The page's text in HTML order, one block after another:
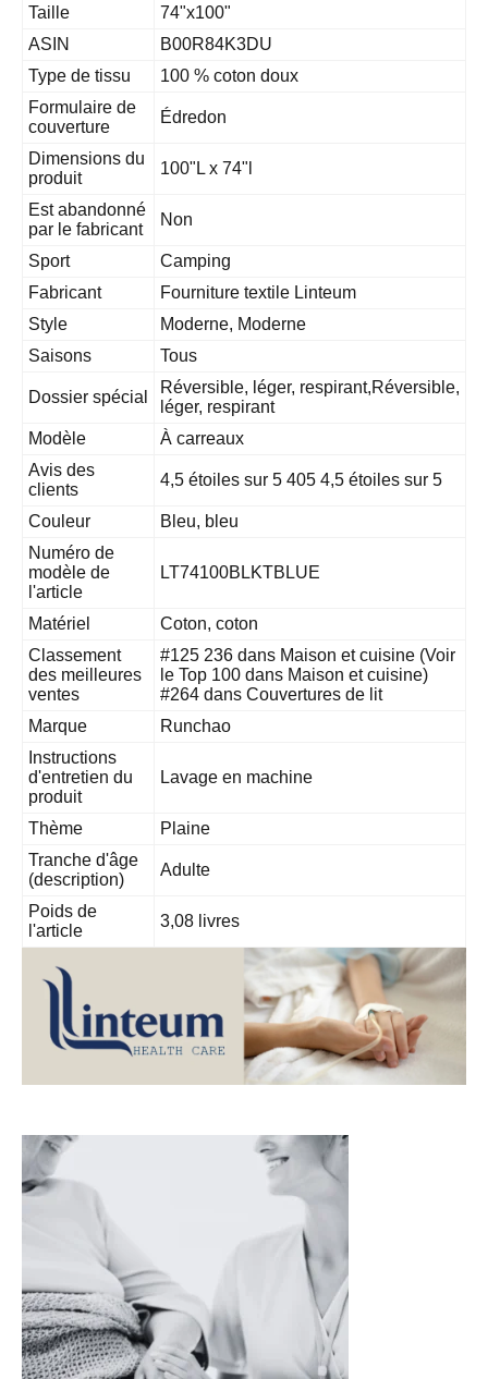
Taille
74"x100"
ASIN
B00R84K3DU
Type de tissu
100 % coton doux
Formulaire de
couverture
Édredon
Dimensions du
produit
100"L x 74"l
Est abandonné
par le fabricant
Non
Sport
Camping
Fabricant
Fourniture textile Linteum
Style
Moderne, Moderne
Saisons
Tous
Dossier spécial
Réversible, léger, respirant,Réversible,
léger, respirant
Modèle
À carreaux
Avis des
clients
4,5 étoiles sur 5 405 4,5 étoiles sur 5
Couleur
Bleu, bleu
Numéro de
modèle de
l'article
LT74100BLKTBLUE
Matériel
Coton, coton
Classement
des meilleures
ventes
#125 236 dans Maison et cuisine (Voir
le Top 100 dans Maison et cuisine)
#264 dans Couvertures de lit
Marque
Runchao
Instructions
d'entretien du
produit
Lavage en machine
Thème
Plaine
Tranche d'âge
(description)
Adulte
Poids de
l'article
3,08 livres